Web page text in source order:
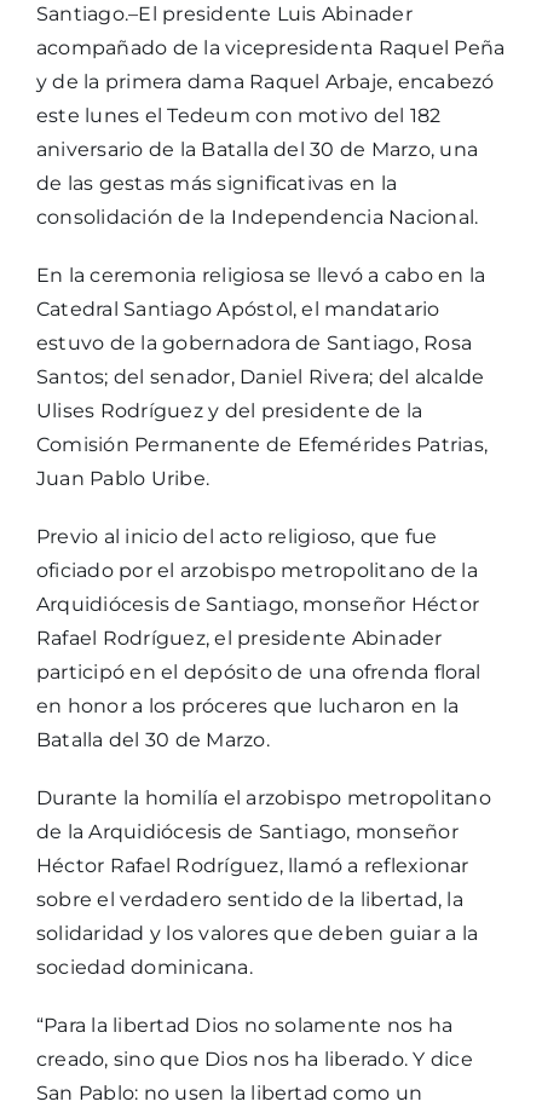
Santiago.–El presidente Luis Abinader
acompañado de la vicepresidenta Raquel Peña
y de la primera dama Raquel Arbaje, encabezó
este lunes el Tedeum con motivo del 182
aniversario de la Batalla del 30 de Marzo, una
de las gestas más significativas en la
consolidación de la Independencia Nacional.
En la ceremonia religiosa se llevó a cabo en la
Catedral Santiago Apóstol, el mandatario
estuvo de la gobernadora de Santiago, Rosa
Santos; del senador, Daniel Rivera; del alcalde
Ulises Rodríguez y del presidente de la
Comisión Permanente de Efemérides Patrias,
Juan Pablo Uribe.
Previo al inicio del acto religioso, que fue
oficiado por el arzobispo metropolitano de la
Arquidiócesis de Santiago, monseñor Héctor
Rafael Rodríguez, el presidente Abinader
participó en el depósito de una ofrenda floral
en honor a los próceres que lucharon en la
Batalla del 30 de Marzo.
Durante la homilía el arzobispo metropolitano
de la Arquidiócesis de Santiago, monseñor
Héctor Rafael Rodríguez, llamó a reflexionar
sobre el verdadero sentido de la libertad, la
solidaridad y los valores que deben guiar a la
sociedad dominicana.
“Para la libertad Dios no solamente nos ha
creado, sino que Dios nos ha liberado. Y dice
San Pablo: no usen la libertad como un